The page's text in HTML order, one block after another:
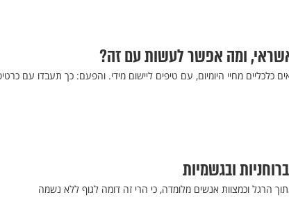
ומה אפשר לעשות עם זה?
כלכליים מחיי היומיום, עם טיפים ליישום מידי. והפעם: כך תעבדו עם
ובגשמיות
הרגל וכמצוות אנשים מלומדה, כי הרי זה דומה לגוף ללא נשמה